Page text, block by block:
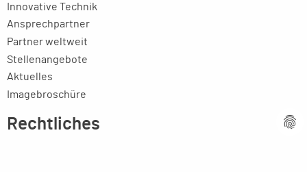
Innovative Technik
Ansprechpartner
Partner weltweit
Stellenangebote
Aktuelles
Imagebroschüre
Rechtliches